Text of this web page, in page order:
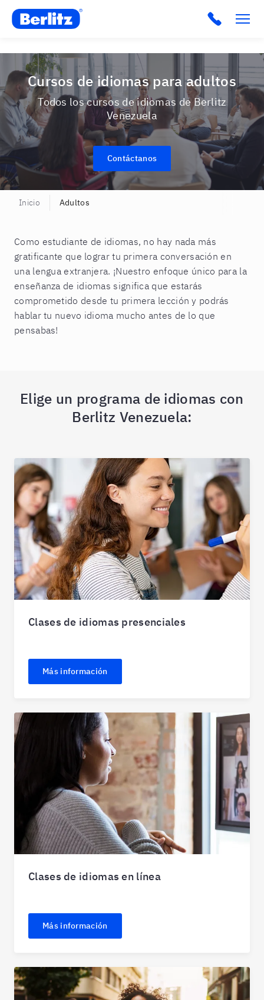
Berlitz VE
Cursos de idiomas para adultos
Todos los cursos de idiomas de Berlitz
Venezuela
Contáctanos
Inicio Adultos
Como estudiante de idiomas, no hay nada más
gratificante que lograr tu primera conversación en
una lengua extranjera. ¡Nuestro enfoque único para la
enseñanza de idiomas significa que estarás
comprometido desde tu primera lección y podrás
hablar tu nuevo idioma mucho antes de lo que
pensabas!
Elige un programa de idiomas con
Berlitz Venezuela:
Clases de idiomas presenciales
Más información
Clases de idiomas en línea
Más información